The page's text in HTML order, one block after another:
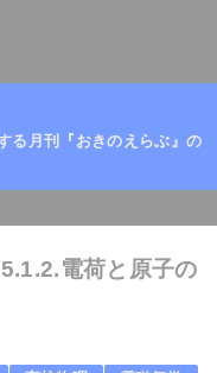
る月刊『おきのえらぶ』の
電荷と原子の